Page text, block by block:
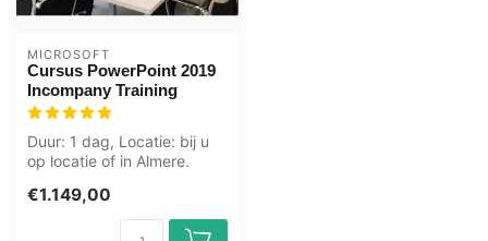
MICROSOFT
Cursus PowerPoint 2019
Incompany Training
Duur: 1 dag, Locatie: bij u
op locatie of in Almere.
Utrecht....
€1.149,00